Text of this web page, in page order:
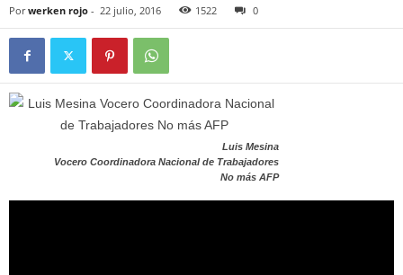
Por werken rojo - 22 julio, 2016 1522 0
Luis Mesina
Vocero Coordinadora Nacional de Trabajadores
No más AFP